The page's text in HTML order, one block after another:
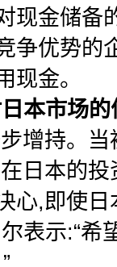
现金储备
争优势的
现金。
本市场的
增持。
日本的
心,即使
表示:“